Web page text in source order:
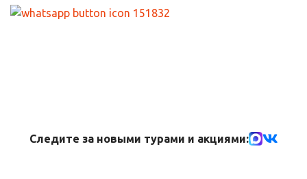
Следите за новыми турами и акциями: